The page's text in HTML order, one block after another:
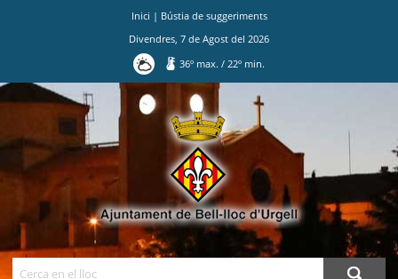
Inici | Bústia de suggeriments
Divendres 7 de Agost del 2026
36º max./ 22º min.